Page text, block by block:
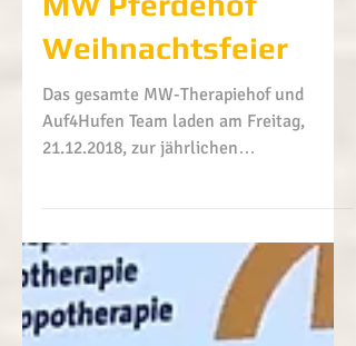
MW Pferdehof
Weihnachtsfeier
Das gesamte MW-Therapiehof und
Auf4Hufen Team laden am Freitag,
ein...